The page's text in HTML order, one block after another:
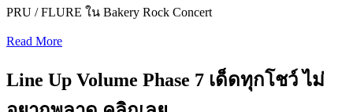
PRU / FLURE ใน Bakery Rock Concert
Read More
Line Up Volume Phase 7 เด็ดทุกโชว์ ไม่